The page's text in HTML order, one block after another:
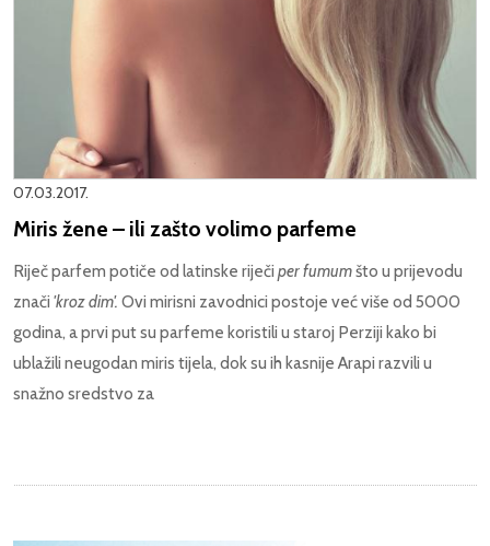
07.03.2017.
Miris žene – ili zašto volimo parfeme
Riječ parfem potiče od latinske riječi per fumumšto u prijevodu
znači 'kroz dim'. Ovi mirisni zavodnici postoje već više od 5000
godina, a prvi put su parfeme koristili u staroj Perziji kako bi
ublažili neugodan miris tijela, dok su ih kasnije Arapi razvili u
snažno sredstvo za